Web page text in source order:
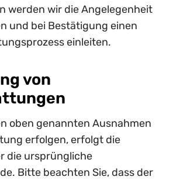
werden wir die Angelegenheit
und bei Bestätigung einen
einleiten.
von
oben genannten Ausnahmen
erfolgen, erfolgt die
die ursprüngliche
Bitte beachten Sie, dass der